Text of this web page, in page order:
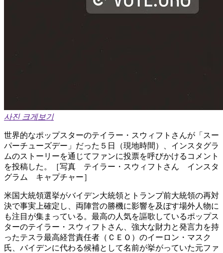
사진 크게보기
世界的なポップスターのテイラー・スウィフトさんが「スー
パーチューズデー」だった５日（現地時間）、インスタグラ
ムのストーリーを通じてファンに投票を呼びかけるコメント
を投稿した。［写真 テイラー・スウィフトさん インスタ
グラム キャプチャー］
米国大統領選挙がバイデン大統領とトランプ前大統領の再対
決で事実上確定し、両陣営の勝機に影響を及ぼす場外人物に
も注目が集まっている。最高の人気を謳歌しているポップス
ターのテイラー・スウィフトさん、強大な財力と発言力を持
ったテスラ最高経営責任者（ＣＥＯ）のイーロン・マスク
氏、バイデンに代わる候補として名前が挙がっていた元ファ